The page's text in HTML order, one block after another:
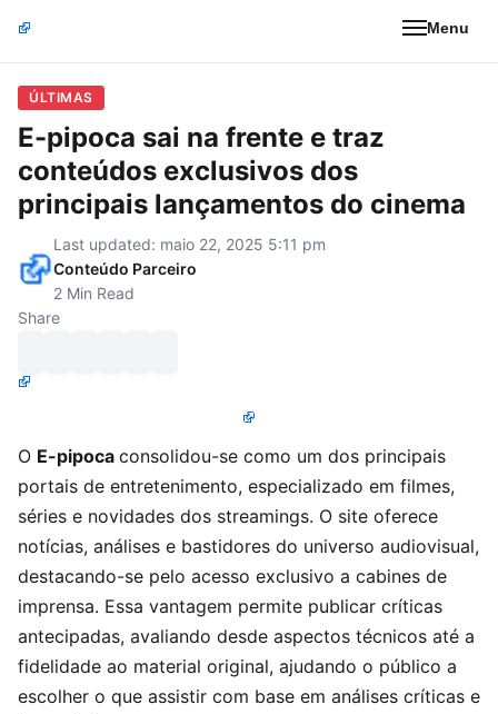
Menu
ÚLTIMAS
E-pipoca sai na frente e traz
conteúdos exclusivos dos
principais lançamentos do cinema
Last updated: maio 22, 2025 5:11 pm
Conteúdo Parceiro
2 Min Read
Share
O E-pipoca consolidou-se como um dos principais
portais de entretenimento, especializado em filmes,
séries e novidades dos streamings. O site oferece
notícias, análises e bastidores do universo audiovisual,
destacando-se pelo acesso exclusivo a cabines de
imprensa. Essa vantagem permite publicar críticas
antecipadas, avaliando desde aspectos técnicos até a
fidelidade ao material original, ajudando o público a
escolher o que assistir com base em análises críticas e